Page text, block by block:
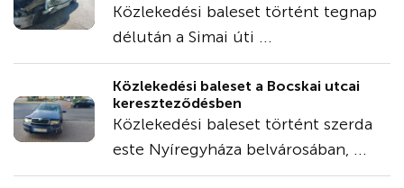
Közlekedési baleset történt tegnap
délután a Simai úti ...
Közlekedési baleset a Bocskai utcai
kereszteződésben
Közlekedési baleset történt szerda
este Nyíregyháza belvárosában, ...